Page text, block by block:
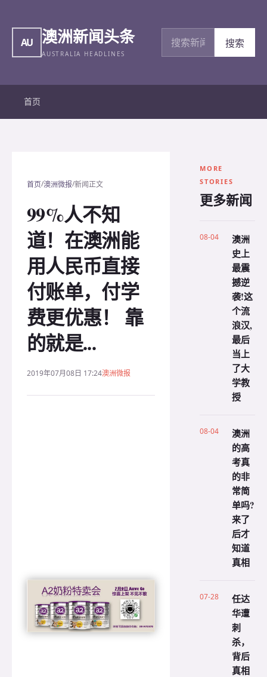
AU 澳洲新闻头条
AUSTRALIA HEADLINES
搜索新闻
搜索
首页
首页/澳洲微报/新闻正文
99%人不知
道！在澳洲能
用人民币直接
付账单，付学
费更优惠！ 靠
的就是...
2019年07月08日 17:24澳洲微报
MORE
STORIES
更多新闻
08-04
澳洲
史上
最震
撼逆
袭!这
个流
浪汉,
最后
当上
了大
学教
授
08-04
澳洲
的高
考真
的非
常简
单吗?
来了
后才
知道
真相
07-28
任达
华遭
刺
杀，
背后
真相